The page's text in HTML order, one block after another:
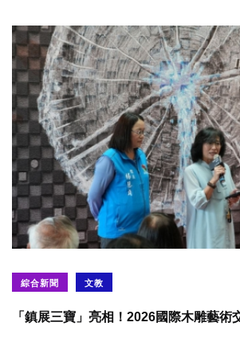
綜合新聞 文教
「鎮展三寶」亮相！2026國際木雕藝術